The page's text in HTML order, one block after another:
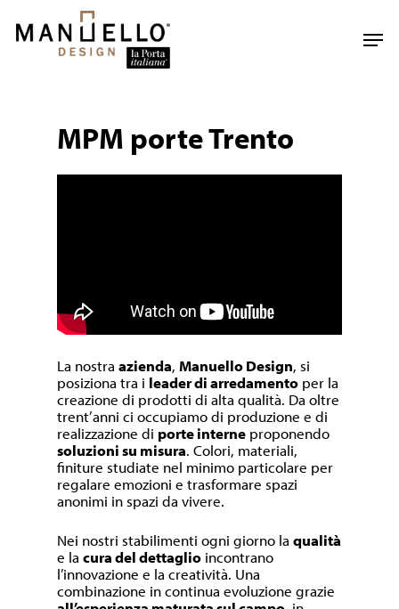
main
MPM porte Trento
La nostraazienda, Manuello Design, si
posiziona tra i leader di arredamento per la
creazione di prodotti di alta qualità. Da oltre
trent’anni ci occupiamo di produzione e di
realizzazione di porte interne proponendo
soluzioni su misura. Colori, materiali,
finiture studiate nel minimo particolare per
regalare emozioni e trasformare spazi
anonimi in spazi da vivere.
Nei nostri stabilimenti ogni giorno laqualità
e lacura del dettaglio incontrano
l’innovazione e la creatività. Una
combinazione in continua evoluzione grazie